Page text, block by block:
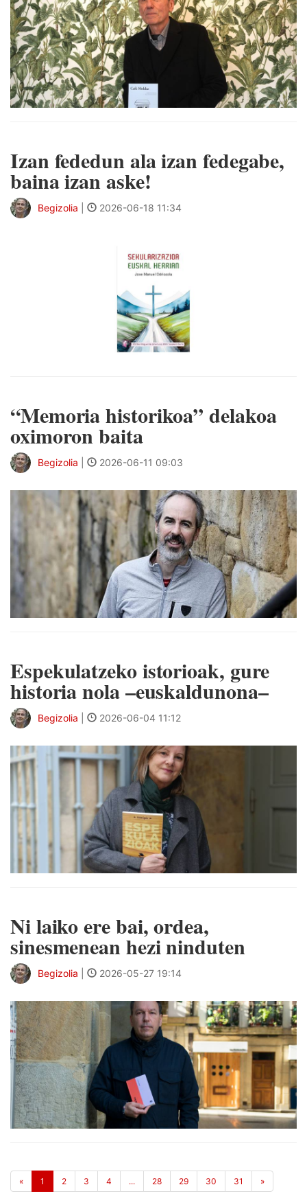
Izan fededun ala izan fedegabe,
baina izan aske!
Begizolia 2026-06-18 11:34
“Memoria historikoa” delakoa
oximoron baita
Begizolia 2026-06-11 09:03
Espekulatzeko istorioak, gure
historia nola –euskaldunona–
Begizolia 2026-06-04 11:12
Ni laiko ere bai, ordea,
sinesmenean hezi ninduten
Begizolia 2026-05-27 19:14
« 1 2 3 4 ... 28 29 30 31 »